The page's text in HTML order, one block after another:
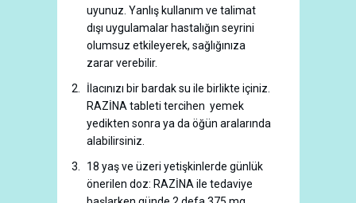
uyunuz. Yanlış kullanım ve talimat
dışı uygulamalar hastalığın seyrini
olumsuz etkileyerek, sağlığınıza
zarar verebilir.
İlacınızı bir bardak su ile birlikte içiniz.
RAZİNA tableti tercihen yemek
yedikten sonra ya da öğün aralarında
alabilirsiniz.
18 yaş ve üzeri yetişkinlerde günlük
önerilen doz: RAZİNA ile tedaviye